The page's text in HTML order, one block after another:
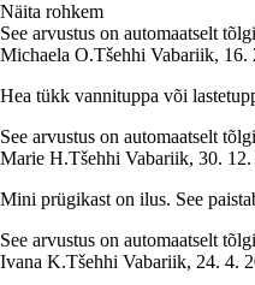
Näita rohkem
See arvustus on automaatselt
Michaela O.Tšehhi Vabariik, 16.
Hea tükk vannituppa või
See arvustus on automaatselt
Marie H.Tšehhi Vabariik, 30.
Mini prügikast on ilus. See
See arvustus on automaatselt
Ivana K.Tšehhi Vabariik, 24. 4.